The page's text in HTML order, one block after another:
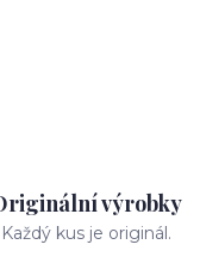
výrobky
Každý kus je originál.